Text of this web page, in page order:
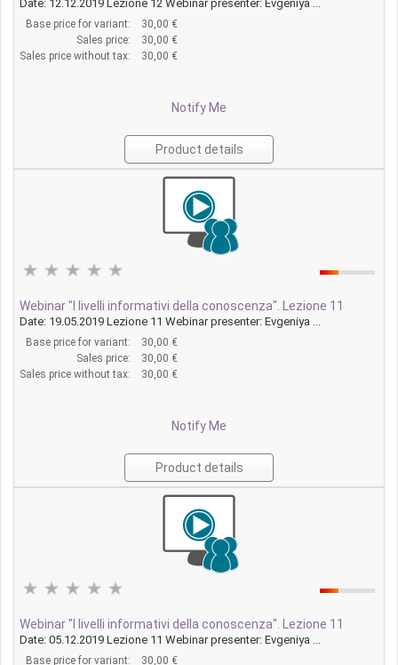
Date: 12.12.2019 Lezione 12 Webinar presenter: Evgeniya ...
Base price for variant:
30,00 €
Sales price:
30,00 €
Sales price without tax:
30,00 €
Notify Me
Product details
Webinar "I livelli informativi della conoscenza". Lezione 11
Date: 19.05.2019 Lezione 11 Webinar presenter: Evgeniya ...
Base price for variant:
30,00 €
Sales price:
30,00 €
Sales price without tax:
30,00 €
Notify Me
Product details
Webinar "I livelli informativi della conoscenza". Lezione 11
Date: 05.12.2019 Lezione 11 Webinar presenter: Evgeniya ...
Base price for variant:
30,00 €